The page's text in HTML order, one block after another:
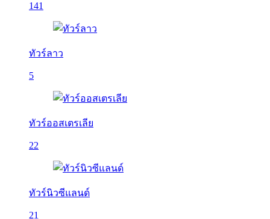
141
ทัวร์ลาว
5
ทัวร์ออสเตรเลีย
22
ทัวร์นิวซีแลนด์
21